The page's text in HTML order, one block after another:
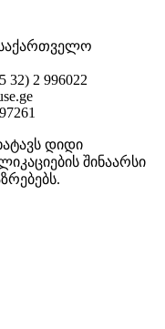
საქართველო
2 996022
დიდი
შინაარსი